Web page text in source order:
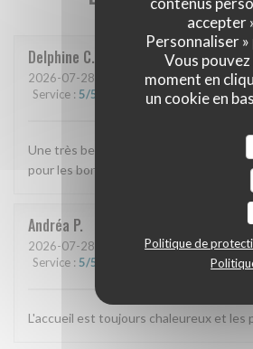
accepter
Personnaliser
Vous
moment en
un cookie en
Politique de
Delphine C
2026-07-28 - 12:45 - Couverts 3
Service : 5/5 Ambiance: 5/5 Cuisine: 5/5
Une très belle découverte On reviendra
pour les bonnes adresses marseillaises
Andréa P
2026-07-28 - 12:15 - Couverts 2
Service : 5/5 Cuisine:5/5
L'accueil est toujours chaleureux et les